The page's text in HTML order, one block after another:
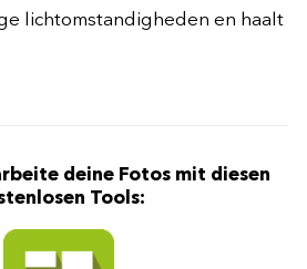
lichtomstandigheden en haalt
deine Fotos mit diesen
Tools: